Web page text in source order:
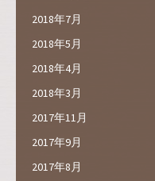
2018年7月
2018年5月
2018年4月
2018年3月
2017年11月
2017年9月
2017年8月